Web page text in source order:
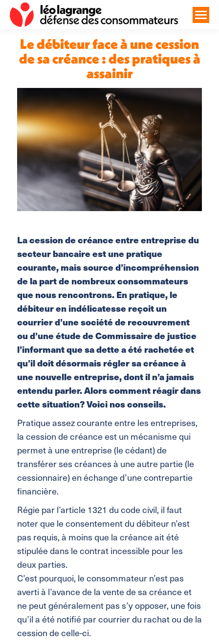
Le débiteur face à une cession
de sa créance : des pratiques à
assainir
Vous êtes ici :
La cession de créance entre entreprise du
secteur bancaire est une pratique
courante, mais source d’incompréhension
de la part de nombreux consommateurs
que nous rencontrons. En pratique, le
débiteur en indélicatesse reçoit un
courrier d’une société de recouvrement
ou d’une étude de Commissaire de justice
l’informant que sa dette a été rachetée et
qu’il doit désormais régler sa créance à
une nouvelle entreprise, dont il n’a jamais
entendu parler. Alors comment réagir dans
cette situation? Voici nos conseils.
Pratique assez courante entre les entreprises,
la cession de créance est un mécanisme qui
permet à une entreprise (le cédant) de
transférer ses créances à une autre partie (le
cessionnaire) en échange d’une contrepartie
financière.
Régie par l’article 1321 du code civil, il faut
noter que le consentement du débiteur n’est
pas requis, à moins que la créance ait été
stipulée dans le contrat incessible pour les
deux parties.
C’est pourquoi, le consommateur n’est pas
averti à l’avance de la vente de sa créance et
ne peut généralement pas s’y opposer, une fois
qu’il a été notifié par courrier du rachat ou de la
cession de celle-ci.